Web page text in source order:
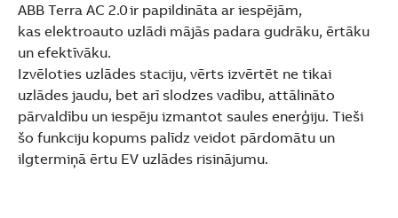
ABB Terra AC 2.0 ir papildināta ar iespējām,
kas elektroauto uzlādi mājās padara gudrāku, ērtāku
un efektīvāku.
Izvēloties uzlādes staciju, vērts izvērtēt ne tikai
uzlādes jaudu, bet arī slodzes vadību, attālināto
pārvaldību un iespēju izmantot saules enerģiju. Tieši
šo funkciju kopums palīdz veidot pārdomātu un
ilgtermiņā ērtu EV uzlādes risinājumu.